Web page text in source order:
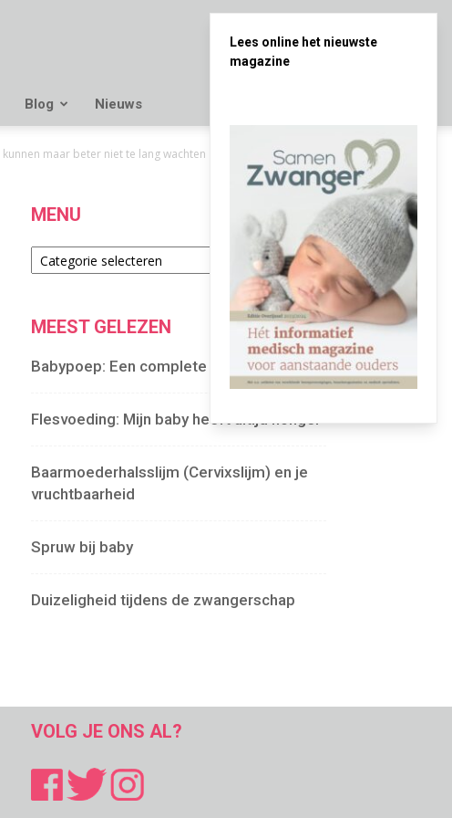
Blog Nieuws
maar beter niet te lang wachten
MENU
Menu
MEEST GELEZEN
Babypoep: Een complete gids
Flesvoeding: Mijn baby heeft altijd honger
Baarmoederhalsslijm (Cervixslijm) en je
vruchtbaarheid
Spruw bij baby
Duizeligheid tijdens de zwangerschap
VOLG JE ONS AL?
Lees online het nieuwste
magazine